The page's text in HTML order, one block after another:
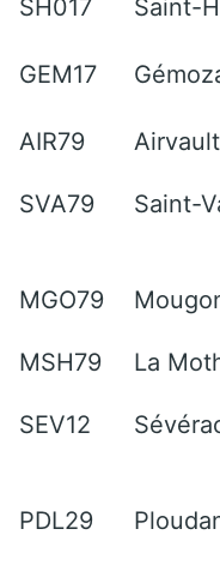
SH017 Saint-
GEM17
AIR79 Airvault
SVA79 Saint-
MGO79
MSH79 La
SEV12
PDL29